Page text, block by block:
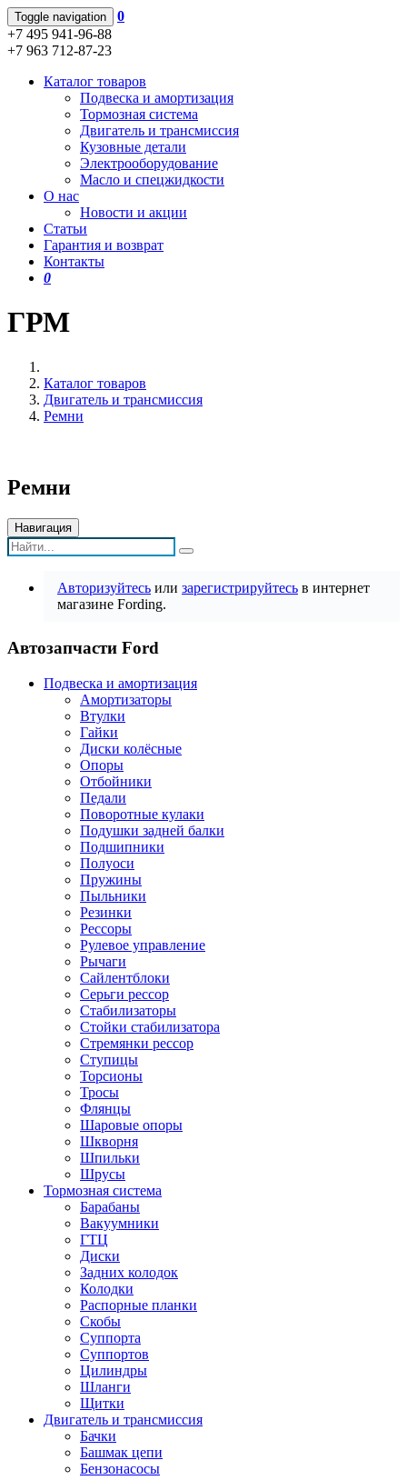
Toggle navigation
0
+7 495 941-96-88
+7 963 712-87-23
Каталог товаров
Подвеска и амортизация
Тормозная система
Двигатель и трансмиссия
Кузовные детали
Электрооборудование
Масло и спецжидкости
О нас
Новости и акции
Статьи
Гарантия и возврат
Контакты
0
ГРМ
Каталог товаров
Двигатель и трансмиссия
Ремни
Ремни
Навигация
Авторизуйтесь или зарегистрируйтесь в интернет
магазине Fording.
Автозапчасти Ford
Подвеска и амортизация
Амортизаторы
Втулки
Гайки
Диски колёсные
Опоры
Отбойники
Педали
Поворотные кулаки
Подушки задней балки
Подшипники
Полуоси
Пружины
Пыльники
Резинки
Рессоры
Рулевое управление
Рычаги
Сайлентблоки
Серьги рессор
Стабилизаторы
Стойки стабилизатора
Стремянки рессор
Ступицы
Торсионы
Тросы
Флянцы
Шаровые опоры
Шкворня
Шпильки
Шрусы
Тормозная система
Барабаны
Вакуумники
ГТЦ
Диски
Задних колодок
Колодки
Распорные планки
Скобы
Суппорта
Суппортов
Цилиндры
Шланги
Щитки
Двигатель и трансмиссия
Бачки
Башмак цепи
Бензонасосы